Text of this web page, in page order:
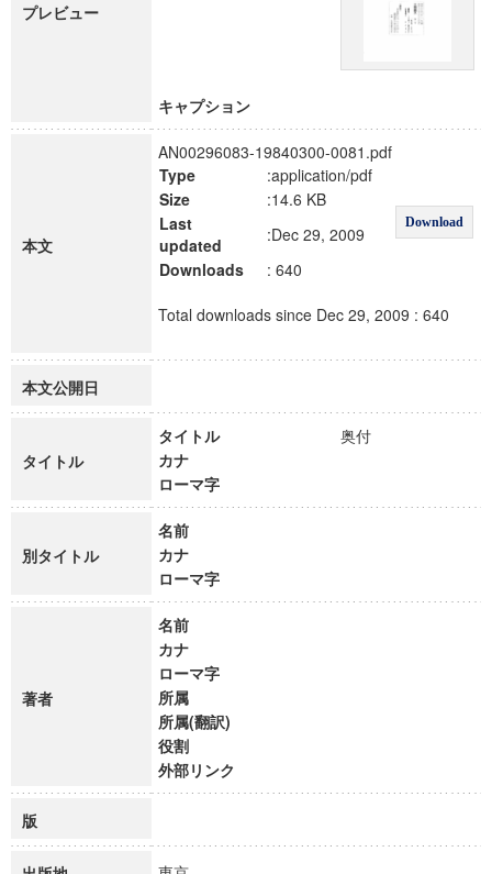
プレビュー
キャプション
本文
AN00296083-19840300-0081.pdf
Type
:application/pdf
Download
Size
:14.6 KB
Last
updated
:Dec 29, 2009
Downloads
: 640
Total downloads since Dec 29, 2009 : 640
本文公開日
タイトル
タイトル
奥付
カナ
ローマ字
別タイトル
名前
カナ
ローマ字
著者
名前
カナ
ローマ字
所属
所属(翻訳)
役割
外部リンク
版